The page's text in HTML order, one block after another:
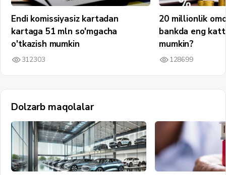
Endi komissiyasiz kartadan
kartaga 51 mln so'mgacha
o'tkazish mumkin
312303
20 millionlik
bankda eng
mumkin?
128699
Dolzarb maqolalar